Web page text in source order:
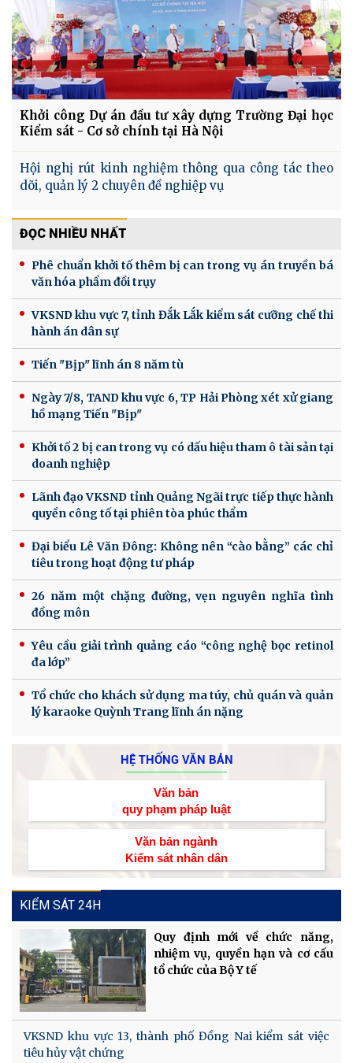
Khởi công Dự án đầu tư xây dựng Trường Đại học
Kiểm sát - Cơ sở chính tại Hà Nội
Hội nghị rút kinh nghiệm thông qua công tác theo
dõi, quản lý 2 chuyên đề nghiệp vụ
ĐỌC NHIỀU NHẤT
Phê chuẩn khởi tố thêm bị can trong vụ án truyền bá
văn hóa phẩm đồi trụy
VKSND khu vực 7, tỉnh Đắk Lắk kiểm sát cưỡng chế thi
hành án dân sự
Tiến "Bịp" lĩnh án 8 năm tù
Ngày 7/8, TAND khu vực 6, TP Hải Phòng xét xử giang
hồ mạng Tiến "Bịp"
Khởi tố 2 bị can trong vụ có dấu hiệu tham ô tài sản tại
doanh nghiệp
Lãnh đạo VKSND tỉnh Quảng Ngãi trực tiếp thực hành
quyền công tố tại phiên tòa phúc thẩm
Đại biểu Lê Văn Đông: Không nên “cào bằng” các chỉ
tiêu trong hoạt động tư pháp
26 năm một chặng đường, vẹn nguyên nghĩa tình
đồng môn
Yêu cầu giải trình quảng cáo “công nghệ bọc retinol
đa lớp”
Tổ chức cho khách sử dụng ma túy, chủ quán và quản
lý karaoke Quỳnh Trang lĩnh án nặng
HỆ THỐNG VĂN BẢN
Văn bản
quy phạm pháp luật
Văn bản ngành
Kiểm sát nhân dân
KIỂM SÁT 24H
Quy định mới về chức năng,
nhiệm vụ, quyền hạn và cơ cấu
tổ chức của Bộ Y tế
VKSND khu vực 13, thành phố Đồng Nai kiểm sát việc
tiêu hủy vật chứng